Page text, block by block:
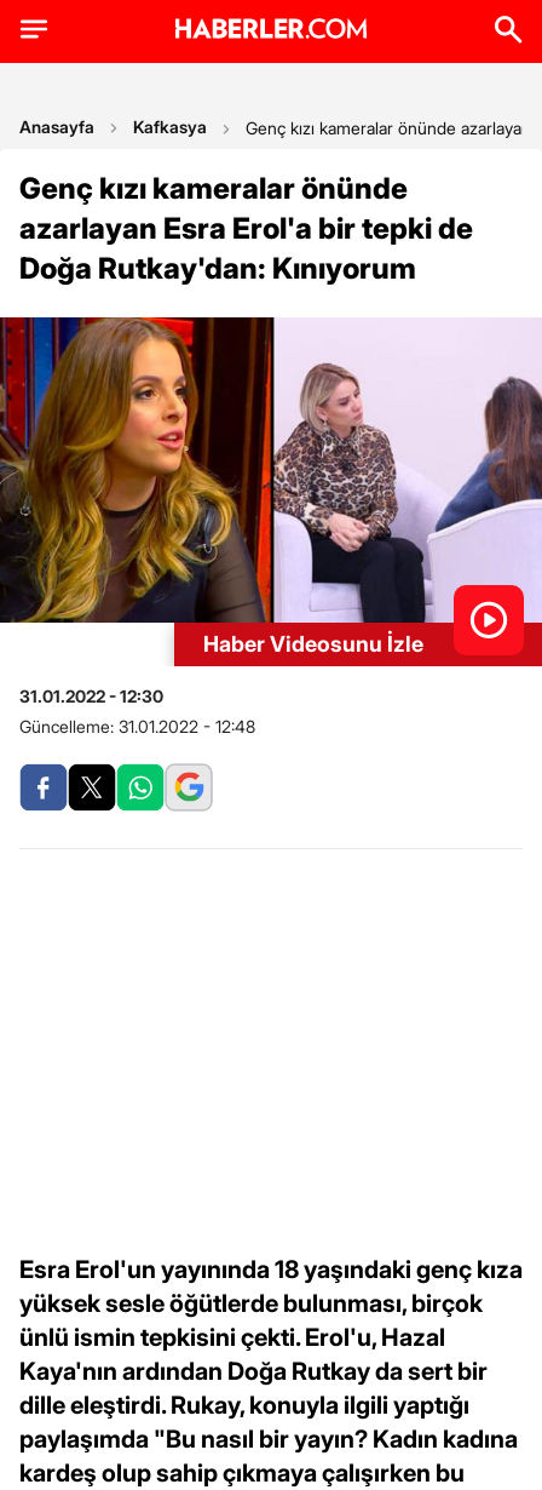
Anasayfa Kafkasya Genç kızı kameralar önünde
Genç kızı kameralar önünde
azarlayan Esra Erol'a bir tepki de
Doğa Rutkay'dan: Kınıyorum
Haber Videosunu İzle
31.01.2022 - 12:30
Güncelleme: 31.01.2022 - 12:48
Esra Erol'un yayınında 18 yaşındaki genç kıza
yüksek sesle öğütlerde bulunması, birçok
ünlü ismin tepkisini çekti. Erol'u, Hazal
Kaya'nın ardından Doğa Rutkay da sert bir
dille eleştirdi. Rukay, konuyla ilgili yaptığı
paylaşımda "Bu nasıl bir yayın? Kadın kadına
kardeş olup sahip çıkmaya çalışırken bu